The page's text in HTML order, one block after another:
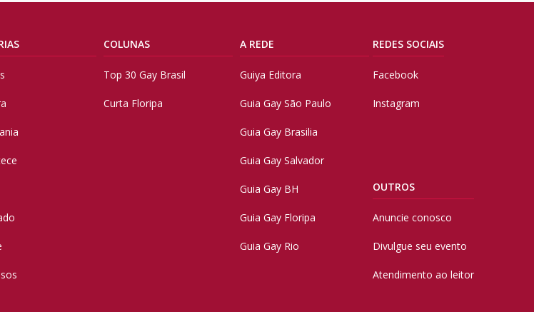
COLUNAS
Top 30 Gay Brasil
Curta Floripa
A REDE
Guiya Editora
Guia Gay São Paulo
Guia Gay Brasilia
Guia Gay Salvador
Guia Gay BH
Guia Gay Floripa
Guia Gay Rio
REDES SOCIAIS
Facebook
Instagram
OUTROS
Anuncie conosco
Divulgue seu evento
Atendimento ao leitor